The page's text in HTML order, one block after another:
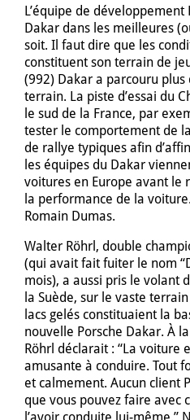
L’équipe de développement
Dakar dans les meilleures
soit. Il faut dire que les
constituent son terrain de
(992) Dakar a parcouru
terrain. La piste d’essai du
le sud de la France, par
tester le comportement de
de rallye typiques afin
les équipes du Dakar
voitures en Europe avant le
la performance de la
Romain Dumas.
Walter Röhrl, double
(qui avait fait fuiter le nom
mois), a aussi pris le volant
la Suède, sur le vaste terrain
lacs gelés constituaient la
nouvelle Porsche Dakar. À
Röhrl déclarait : “La voiture
amusante à conduire. Tout
et calmement. Aucun client
que vous pouvez faire avec
l’avoir conduite lui-même.”